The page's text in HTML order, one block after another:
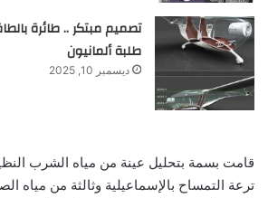
تصميم مبتكر .. طائرة
طلبة ألمانيون
ديسمبر 10, 2025
قامت بسمة بتحليل عينة من مياه الشرب
ترعة التمساح بالإسماعيلية وثالثة من